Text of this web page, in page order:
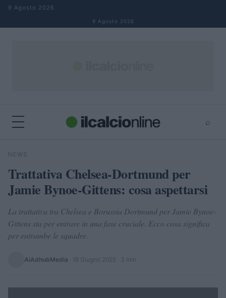
Salta al contenuto
9 Agosto 2026
9 Agosto 2026
⌕
Cerca
NEWS
Trattativa Chelsea-Dortmund per
Jamie Bynoe-Gittens: cosa aspettarsi
La trattativa tra Chelsea e Borussia Dortmund per Jamie Bynoe-
Gittens sta per entrare in una fase cruciale. Ecco cosa significa
per entrambe le squadre.
AiAdhubMedia 18 Giugno 2025 · 3 min